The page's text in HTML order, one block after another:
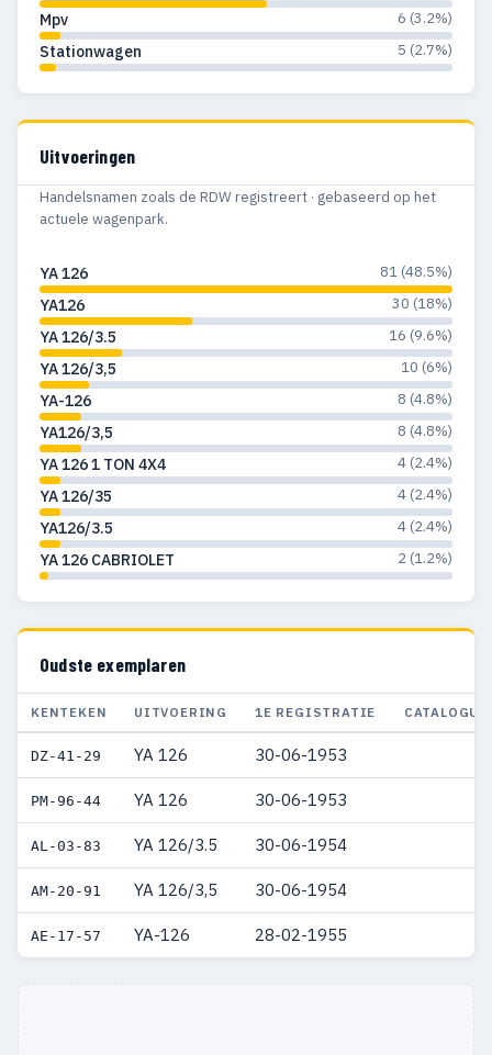
Mpv 6 (3.2%)
Stationwagen 5 (2.7%)
Uitvoeringen
Handelsnamen zoals de RDW registreert · gebaseerd op het
actuele wagenpark.
YA 126 81 (48.5%)
YA126 30 (18%)
YA 126/3.5 16 (9.6%)
YA 126/3,5 10 (6%)
YA-126 8 (4.8%)
YA126/3,5 8 (4.8%)
YA 126 1 TON 4X4 4 (2.4%)
YA 126/35 4 (2.4%)
YA126/3.5 4 (2.4%)
YA 126 CABRIOLET 2 (1.2%)
Oudste exemplaren
KENTEKEN UITVOERING 1E REGISTRATIE
DZ-41-29 YA 126 30-06-1953
PM-96-44 YA 126 30-06-1953
AL-03-83 YA 126/3.5 30-06-1954
AM-20-91 YA 126/3,5 30-06-1954
AE-17-57 YA-126 28-02-1955